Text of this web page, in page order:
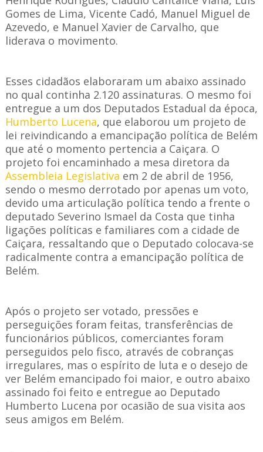
Gomes de Lima, Vicente Cadó, Manuel Miguel de
Azevedo, e Manuel Xavier de Carvalho, que
liderava o movimento.
Esses cidadãos elaboraram um abaixo assinado
no qual continha 2.120 assinaturas. O mesmo foi
entregue a um dos Deputados Estadual da época,
Humberto Lucena, que elaborou um projeto de
lei reivindicando a emancipação política de Belém
que até o momento pertencia a Caiçara. O
projeto foi encaminhado a mesa diretora da
Assembleia Legislativa em 2 de abril de 1956,
sendo o mesmo derrotado por apenas um voto,
devido uma articulação política tendo a frente o
deputado Severino Ismael da Costa que tinha
ligações políticas e familiares com a cidade de
Caiçara, ressaltando que o Deputado colocava-se
radicalmente contra a emancipação política de
Belém.
Após o projeto ser votado, pressões e
perseguições foram feitas, transferências de
funcionários públicos, comerciantes foram
perseguidos pelo fisco, através de cobranças
irregulares, mas o espírito de luta e o desejo de
ver Belém emancipado foi maior, e outro abaixo
assinado foi feito e entregue ao Deputado
Humberto Lucena por ocasião de sua visita aos
seus amigos em Belém.